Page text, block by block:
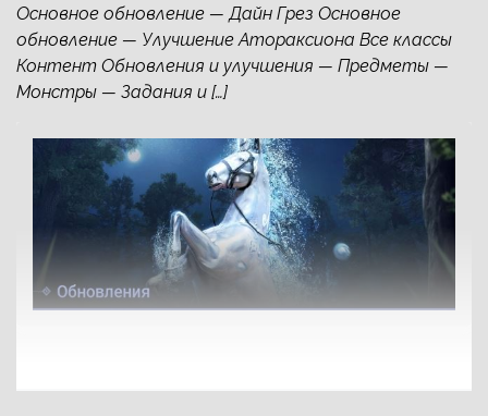
Основное обновление — Дайн Грез Основное
обновление — Улучшение Атораксиона Все классы
Контент Обновления и улучшения — Предметы —
Монстры — Задания и […]